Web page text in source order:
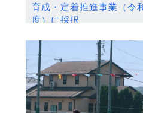
育成・定着推進事業（令
度）に採択